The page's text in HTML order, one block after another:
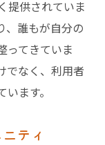
提供されていま
、誰もが自分の
ってきていま
でなく、利用者
ます。
ティ